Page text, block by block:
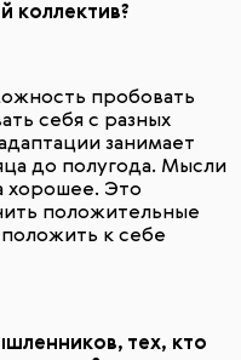
коллектив?
пробовать
себя с разных
занимает
до полугода. Мысли
хорошее. Это
положительные
к себе
тех, кто